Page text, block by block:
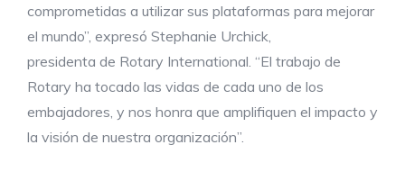
comprometidas a utilizar sus plataformas para mejorar
el mundo”, expresó Stephanie Urchick,
presidenta de Rotary International. “El trabajo de
Rotary ha tocado las vidas de cada uno de los
embajadores, y nos honra que amplifiquen el impacto y
la visión de nuestra organización”.